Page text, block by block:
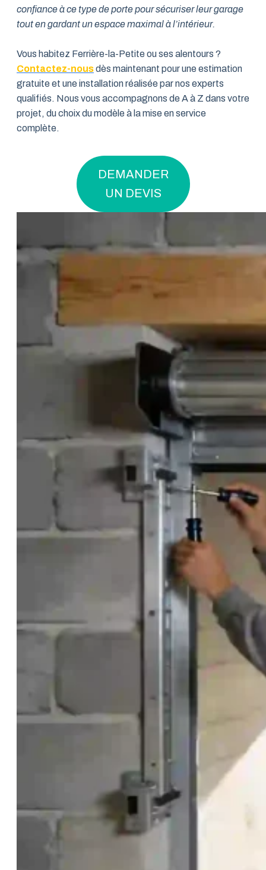
confiance à ce type de porte pour sécuriser leur garage
tout en gardant un espace maximal à l’intérieur.
Vous habitez Ferrière-la-Petite ou ses alentours ?
Contactez-nousdès maintenant pour une estimation
gratuite et une installation réalisée par nos experts
qualifiés. Nous vous accompagnons de A à Z dans votre
projet, du choix du modèle à la mise en service
complète.
DEMANDER
UN DEVIS